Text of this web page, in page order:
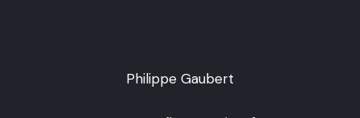
Philippe Gaubert